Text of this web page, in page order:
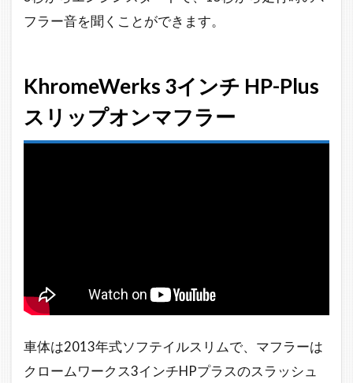
フラー音を聞くことができます。
KhromeWerks 3インチ HP-Plus
スリップオンマフラー
車体は2013年式ソフテイルスリムで、マフラーは
クロームワークス3インチHPプラスのスラッシュ